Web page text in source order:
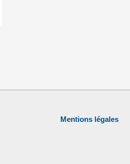
Mentions légales